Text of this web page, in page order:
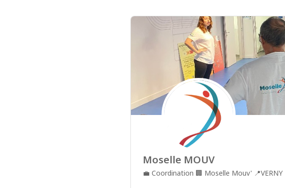
Moselle MOUV
💼 Coordination 🏢 Moselle Mouv' 📍VERNY